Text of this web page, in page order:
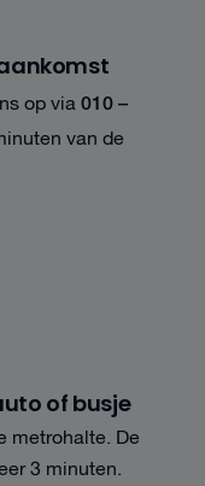
op via010 –
van de
of busje
metrohalte. De
3 minuten.